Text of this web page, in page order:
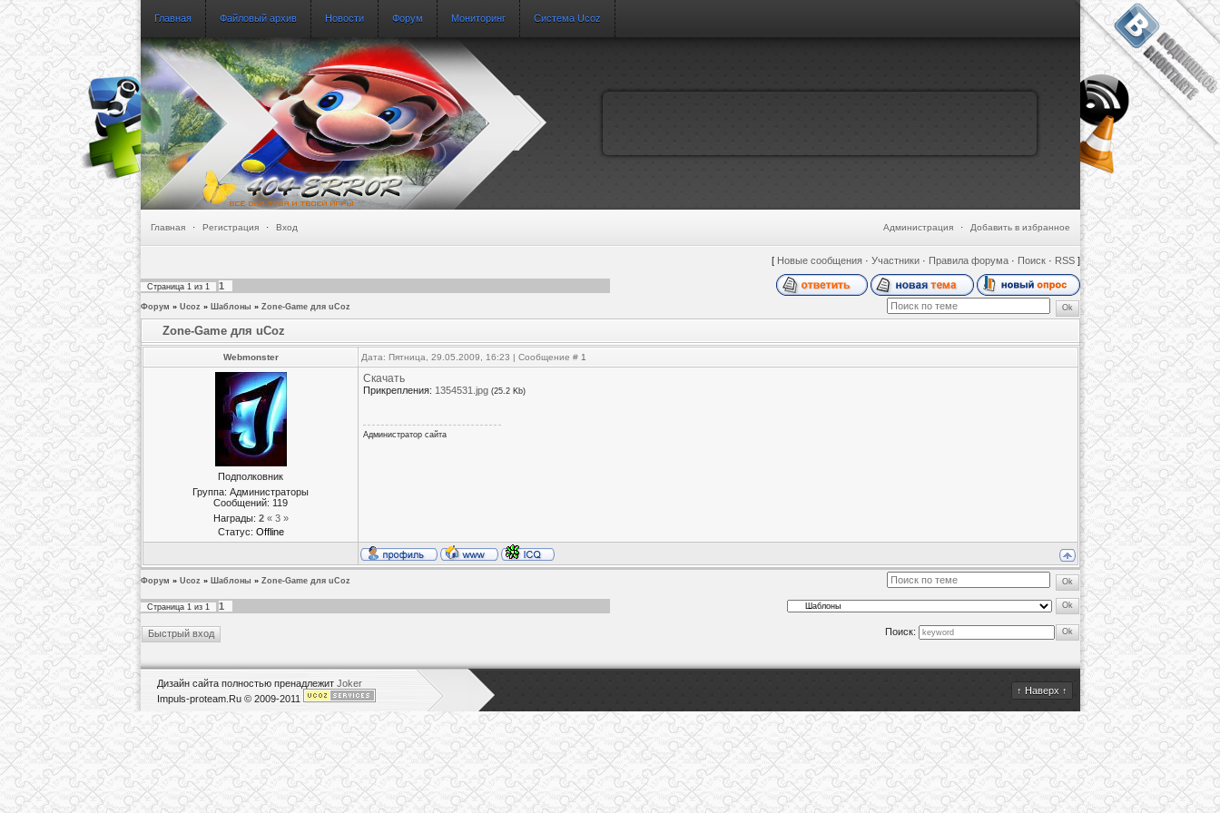
Главная Файловый архив Новости Форум Мониторинг Система Ucoz
Главная · Регистрация · Вход Администрация · Добавить в избранное
[ Новые сообщения · Участники · Правила форума · Поиск · RSS ]
Страница 1 из 1 1
Форум » Ucoz » Шаблоны » Zone-Game для uCoz
Zone-Game для uCoz
Webmonster Дата: Пятница, 29.05.2009, 16:23 | Сообщение # 1
Подполковник
Группа: Администраторы
Сообщений: 119
Награды: 2 « 3 »
Статус: Offline
Скачать
Прикрепления: 1354531.jpg (25.2 Kb)
Администратор сайта
Форум » Ucoz » Шаблоны » Zone-Game для uCoz
Страница 1 из 1 1
Поиск:
Дизайн сайта полностью пренадлежит Joker
Impuls-proteam.Ru © 2009-2011
↑ Наверх ↑